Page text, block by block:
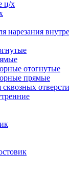
ц/х
нарезания
отогнутые
прямые